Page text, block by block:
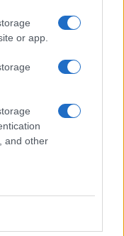
or app.
and other